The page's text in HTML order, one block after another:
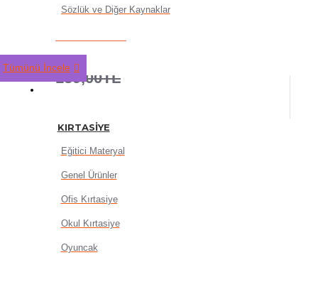
Sözlük ve Diğer Kaynaklar
Tümünü İncele
KIRTASIYE
Eğitici Materyal
Genel Ürünler
Ofis Kırtasiye
Okul Kırtasiye
Oyuncak
Glass Büyüteç 65mm
151,20TL
189,00TL
SEPETE EKLE
HEMEN AL